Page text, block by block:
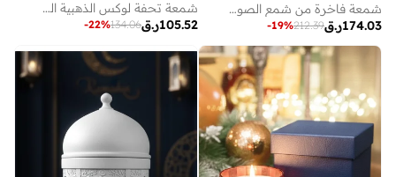
شمعة فاخرة من شمع الصويا بلون العاج من توفه لوكس - مل شمعة سيراميك فاخرة مصنوعة يدوياً بنقاط ذهب حقيقي، فتيل خشبي - ديكور منزل أنيق وهدية
ر.ق174.03
212.39
-19%
شمعة تحفة لوكس الذهبية المنحوتة في علبة هدايا - شمعة زينة مصنوعة يدويًا من شمع الصويا، سعة 150 مل | ديكور فاخر بسماء الليل السماوية، جاهزة للتقديم كهدية
ر.ق105.52
134.06
-22%